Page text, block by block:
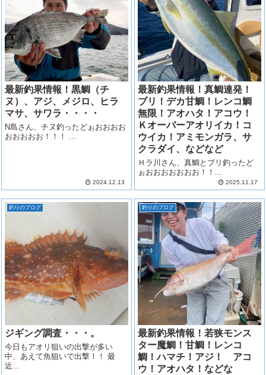
最新釣果情報！黒鯛（チ
ヌ）、アジ、メジロ、ヒラ
マサ、サワラ・・・・
N島さん、チヌ釣ったどぉおおおお
おおおおお！！！ ...
2024.12.13
最新釣果情報！真鯛連発！
ブリ！デカ甘鯛！レンコ鯛
無限！アオハタ！アコウ！
Ｋオーバーアオリイカ！コ
ウイカ！アミモンガラ、サ
クラダイ、などなど
Ｈラ川さん、真鯛とブリ釣ったど
ぉおおおおおおお！！...
2025.11.17
釣りのブログ
ジギング調査・・・。
今日もアオリ狙いの出撃が多い
中、あえて魚狙いで出撃！！ 最
近...
釣りのブログ
最新釣果情報！若狭モンス
ター魔鯛！甘鯛！レンコ
鯛！ハマチ！アジ！ アコ
ウ！アオハタ！などな